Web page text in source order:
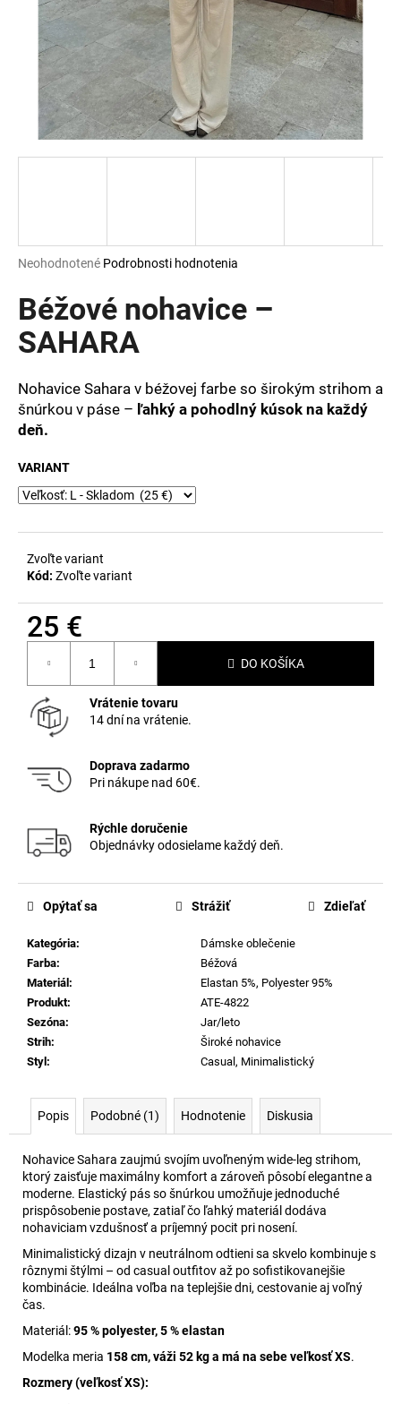
Priemerné
produktu
je
0,0
z
hviezdičiek.
Neohodnotené Podrobnosti hodnotenia
Béžové nohavice –
SAHARA
Nohavice Sahara v béžovej farbe so širokým strihom a
šnúrkou v páse – ľahký a pohodlný kúsok na každý
deň.
VARIANT
Zvoľte variant
Kód: Zvoľte variant
25 €
cena:
DO KOŠÍKA
Vrátenie tovaru
14 dní na vrátenie.
Doprava zadarmo
Pri nákupe nad 60€.
Rýchle doručenie
Objednávky odosielame každý deň.
Kategória:
Dámske oblečenie
Farba:
Béžová
Materiál :
Elastan 5%, Polyester 95%
Produkt:
ATE-4822
Sezóna:
Jar/leto
Strih:
Široké nohavice
Styl : Casual, Minimalistický
Opýtať sa Strážiť Zdieľať
Popis Podobné (1) Hodnotenie Diskusia
Nohavice Sahara zaujmú svojím uvoľneným wide-leg strihom,
ktorý zaisťuje maximálny komfort a zároveň pôsobí elegantne a
moderne. Elastický pás so šnúrkou umožňuje jednoduché
prispôsobenie postave, zatiaľ čo ľahký materiál dodáva
nohaviciam vzdušnosť a príjemný pocit pri nosení.
Minimalistický dizajn v neutrálnom odtieni sa skvelo kombinuje s
rôznymi štýlmi – od casual outfitov až po sofistikovanejšie
kombinácie. Ideálna voľba na teplejšie dni, cestovanie aj voľný
čas.
Materiál:95 % polyester, 5 % elastan
Modelka meria 158 cm, váži 52 kg a má na sebe veľkosť XS.
Rozmery (veľkosť XS):
d
p
o
ú
č
a
e